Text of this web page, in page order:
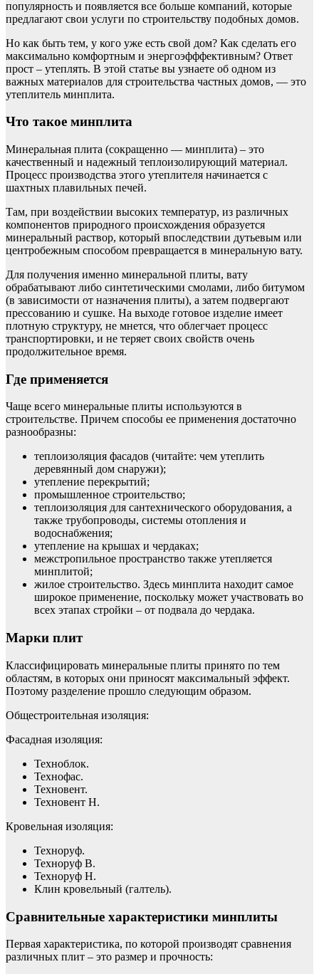
популярность и появляется все больше компаний, которые
предлагают свои услуги по строительству подобных домов.
Но как быть тем, у кого уже есть свой дом? Как сделать его
максимально комфортным и энергоэфффективным? Ответ
прост – утеплять. В этой статье вы узнаете об одном из
важных материалов для строительства частных домов, — это
утеплитель минплита.
Что такое минплита
Минеральная плита (сокращенно — минплита) – это
качественный и надежный теплоизолирующий материал.
Процесс производства этого утеплителя начинается с
шахтных плавильных печей.
Там, при воздействии высоких температур, из различных
компонентов природного происхождения образуется
минеральный раствор, который впоследствии дутьевым или
центробежным способом превращается в минеральную вату.
Для получения именно минеральной плиты, вату
обрабатывают либо синтетическими смолами, либо битумом
(в зависимости от назначения плиты), а затем подвергают
прессованию и сушке. На выходе готовое изделие имеет
плотную структуру, не мнется, что облегчает процесс
транспортировки, и не теряет своих свойств очень
продолжительное время.
Где применяется
Чаще всего минеральные плиты используются в
строительстве. Причем способы ее применения достаточно
разнообразны:
теплоизоляция фасадов (читайте: чем утеплить
деревянный дом снаружи);
утепление перекрытий;
промышленное строительство;
теплоизоляция для сантехнического оборудования, а
также трубопроводы, системы отопления и
водоснабжения;
утепление на крышах и чердаках;
межстропильное пространство также утепляется
минплитой;
жилое строительство. Здесь минплита находит самое
широкое применение, поскольку может участвовать во
всех этапах стройки – от подвала до чердака.
Марки плит
Классифицировать минеральные плиты принято по тем
областям, в которых они приносят максимальный эффект.
Поэтому разделение прошло следующим образом.
Общестроительная изоляция:
Фасадная изоляция:
Техноблок.
Технофас.
Техновент.
Техновент Н.
Кровельная изоляция:
Техноруф.
Техноруф В.
Техноруф Н.
Клин кровельный (галтель).
Сравнительные характеристики минплиты
Первая характеристика, по которой производят сравнения
различных плит – это размер и прочность: